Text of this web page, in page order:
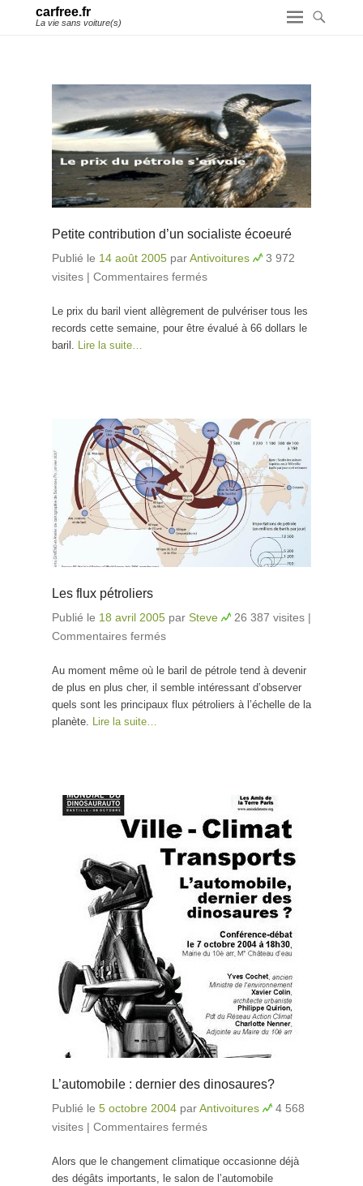
carfree.fr
La vie sans voiture(s)
Petite contribution d’un socialiste écoeuré
Publié le 14 août 2005 parAntivoitures
3 972
visites | Commentaires fermés
Le prix du baril vient allègrement de pulvériser tous les
records cette semaine, pour être évalué à 66 dollars le
baril. Lire la suite…
Les flux pétroliers
Publié le 18 avril 2005 par Steve 26 387 visites |
Commentaires fermés
Au moment même où le baril de pétrole tend à devenir
de plus en plus cher, il semble intéressant d’observer
quels sont les principaux flux pétroliers à l’échelle de la
planète. Lire la suite…
L’automobile : dernier des dinosaures?
Publié le 5 octobre 2004 parAntivoitures
4 568
visites | Commentaires fermés
dinosaures?
Alors que le changement climatique occasionne déjà
des dégâts importants, le salon de l’automobile